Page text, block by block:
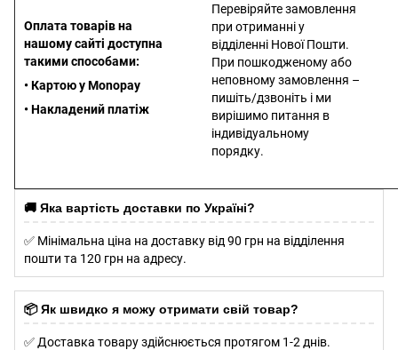
Оплата товарів на
нашому сайті доступна
такими способами:
• Картою у Monopay
• Накладений платіж
Перевіряйте замовлення
при отриманні у
відділенні Нової Пошти.
При пошкодженому або
неповному замовлення –
пишіть/дзвоніть і ми
вирішимо питання в
індивідуальному
порядку.
🚚 Яка вартість доставки по Україні?
✅ Мінімальна ціна на доставку від 90 грн на відділення
пошти та 120 грн на адресу.
📦 Як швидко я можу отримати свій товар?
✅ Доставка товару здійснюється протягом 1-2 днів.